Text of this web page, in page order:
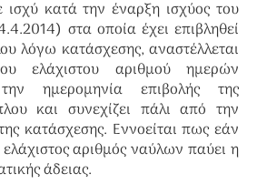
ισχύ κατά την έναρξη ισχύος του
στα οποία έχει επιβληθεί
λόγω κατάσχεσης, αναστέλλεται
ελάχιστου αριθμού ημερών
ημερομηνία επιβολής της
και συνεχίζει πάλι από την
κατάσχεσης. Εννοείται πως εάν
αριθμός ναύλων παύει η
άδειας.